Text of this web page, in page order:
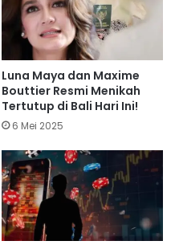
Luna Maya dan Maxime
Bouttier Resmi Menikah
Tertutup di Bali Hari Ini!
6 Mei 2025